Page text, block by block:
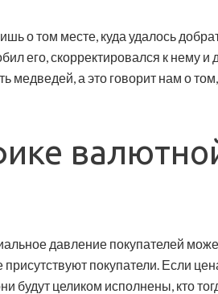
о том месте, куда удалось
его, скорректировался к нему и
медведей, а это говорит нам о
давление покупателей
покупатели. Если
будут целиком исполнены, кто